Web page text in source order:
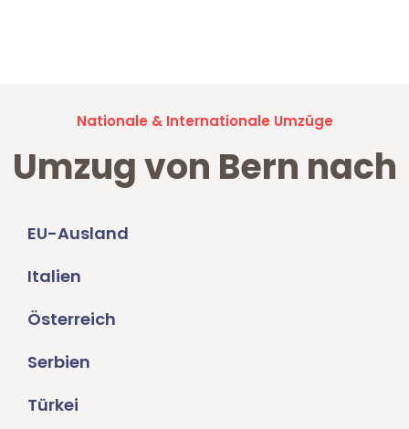
Nationale & Internationale Umzüge
Umzug von Bern nach
EU-Ausland
Italien
Österreich
Serbien
Türkei